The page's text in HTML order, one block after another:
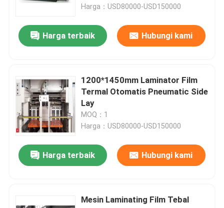
Laminator Seruling Berkecepatan Tinggi
Mesin Laminating Karton
Laminator Seruling 5 Lapis
Mesin Penumpuk Otomatis
Mesin Turner Pile
Harga：USD80000-USD150000
Harga terbaik Hubungi kami
1200*1450mm Laminator Film
Termal Otomatis Pneumatic Side
Lay
MOQ：1
Harga：USD80000-USD150000
Harga terbaik Hubungi kami
Mesin Laminating Film Tebal